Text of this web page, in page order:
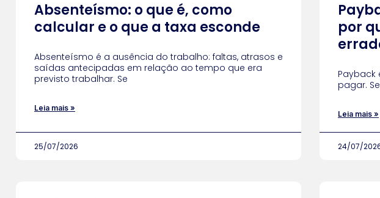
Absenteísmo: o que é, como
calcular e o que a taxa esconde
Absenteísmo é a ausência do trabalho: faltas, atrasos e
saídas antecipadas em relação ao tempo que era
previsto trabalhar. Se
Leia mais »
25/07/2026
por
Payback
pagar.
Leia mais »
24/07/